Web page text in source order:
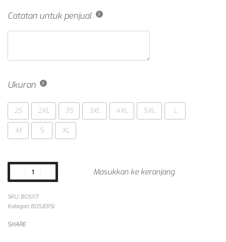
Catatan untuk penjual
Ukuran
2S 2XL 3S 3XL 4XL 5XL L
M S XL
Masukkan ke keranjang
SKU: BOS117
Kategori: BOSJERSI
SHARE